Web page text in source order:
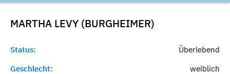
MARTHA LEVY (BURGHEIMER)
Status:
Überlebend
Geschlecht:
weiblich